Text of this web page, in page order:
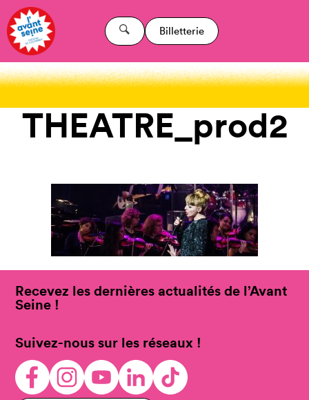
Billetterie
THEATRE_prod2
Recevez les dernières actualités de l’Avant
Seine !
Suivez-nous sur les réseaux !